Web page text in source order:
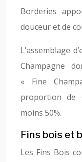
Borderies
douceur et de
L’assemblage
Champagne
« Fine
proportion de
moins 50%.
Fins bois et
Les Fins Bois